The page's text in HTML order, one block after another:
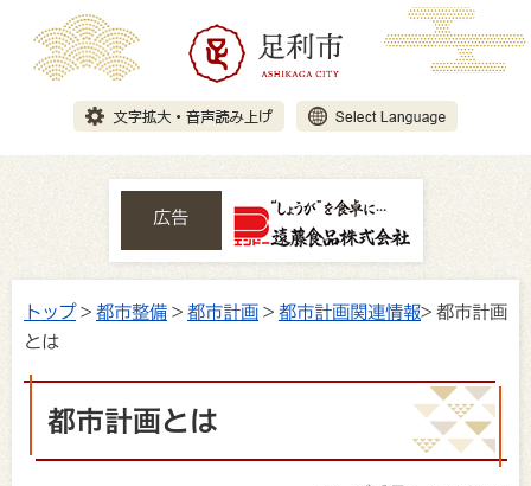
広告
トップ> 都市整備 > 都市計画 > 都市計画関連情報> 都市計画
とは
都市計画とは